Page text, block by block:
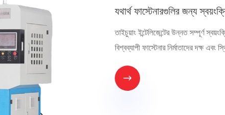
যথার্থ ফাস্টেনারগুলির জন্য
তাইচুয়াং ইন্টেলিজেন্টের উন্নত সম্পূর্ণ
বিশ্বব্যাপী ফাস্টেনার নির্মাতাদের দক্ষ
